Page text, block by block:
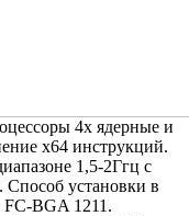
4х ядерные и
x64 инструкций.
1,5-2Ггц с
установки в
FC-BGA 1211.